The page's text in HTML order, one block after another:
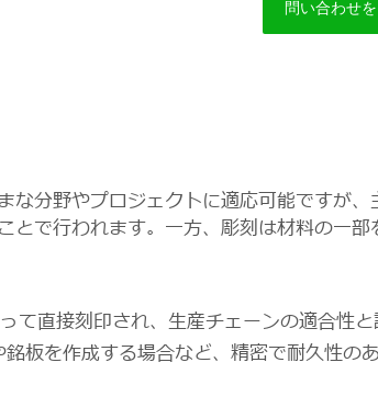
問い合わせ
な分野やプロジェクトに適応可能ですが
で行われます。一方、彫刻は材料の一
て直接刻印され、生産チェーンの適合性
板を作成する場合など、精密で耐久性の